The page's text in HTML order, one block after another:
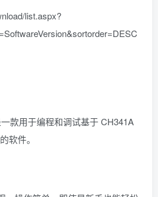
list.aspx?
款用于编程和调试基于 CH341A
软件。